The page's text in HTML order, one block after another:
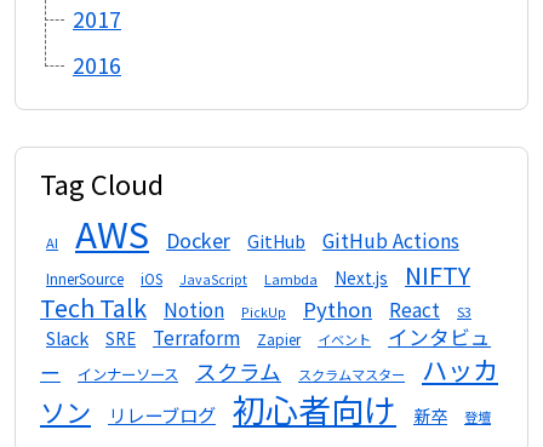
2017
2016
Tag Cloud
AI AWS Docker GitHub GitHub Actions
InnerSource iOS JavaScript Lambda Next.js
NIFTY
Tech Talk
Notion PickUp Python React S3
Slack SRE Terraform Zapier イベント
インタビュ
ー
インナーソース スクラム スクラムマスター
ハッカ
ソン
リレーブログ 初心者向け 新卒 登壇